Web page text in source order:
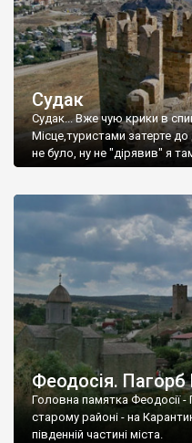
Судак
Судак... Вже чую крики в
Місце,туристами затерте
не було, ну не "дірявив" я
Феодосія. Пагорб
Головна памятка Феодосії -
старому районі - на
південній частині міста.